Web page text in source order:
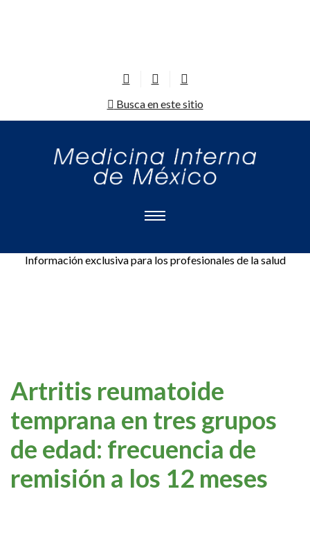
Busca en este sitio
Información exclusiva para los profesionales de la salud
Artritis reumatoide
temprana en tres grupos
de edad: frecuencia de
remisión a los 12 meses